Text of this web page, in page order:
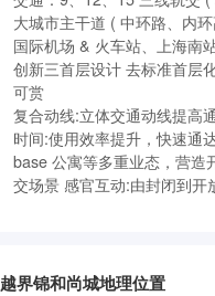
大城市主干道 ( 中环路、内
国际机场 & 火车站、上海南
创新三首层设计 去标准首层
可赏
复合动线:立体交通动线提高
时间:使用效率提升，快速通
base 公寓等多重业态，营造
交场景 感官互动:由封闭到开
越界锦和尚城地理位置